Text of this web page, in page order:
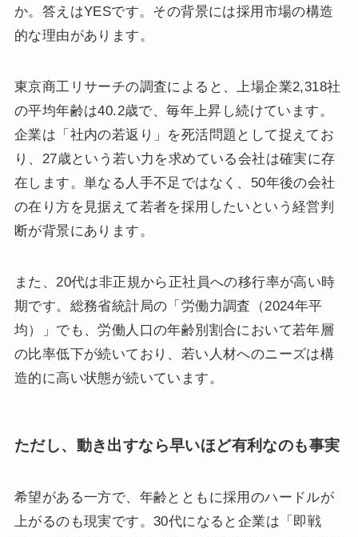
か。答えはYESです。その背景には採用市場の構造
的な理由があります。
東京商工リサーチの調査によると、上場企業2,318社
の平均年齢は40.2歳で、毎年上昇し続けています。
企業は「社内の若返り」を死活問題として捉えてお
り、27歳という若い力を求めている会社は確実に存
在します。単なる人手不足ではなく、50年後の会社
の在り方を見据えて若者を採用したいという経営判
断が背景にあります。
また、20代は非正規から正社員への移行率が高い時
期です。総務省統計局の「労働力調査（2024年平
均）」でも、労働人口の年齢別割合において若年層
の比率低下が続いており、若い人材へのニーズは構
造的に高い状態が続いています。
ただし、動き出すなら早いほど有利なのも事実
希望がある一方で、年齢とともに採用のハードルが
上がるのも現実です。30代になると企業は「即戦